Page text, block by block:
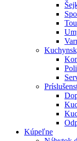
Kúpeľne